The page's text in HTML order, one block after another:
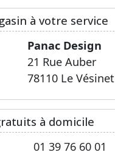
à votre service
Panac Design
21 Rue Auber
78110 Le Vésinet
à domicile
01 39 76 60 01